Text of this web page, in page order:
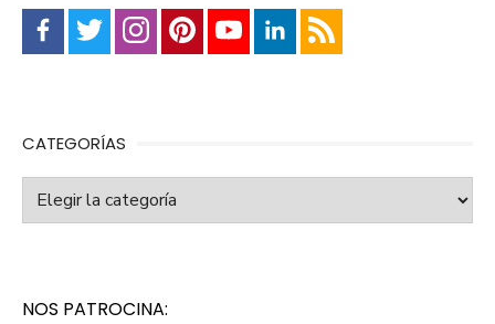
CATEGORÍAS
Categorías
NOS PATROCINA: